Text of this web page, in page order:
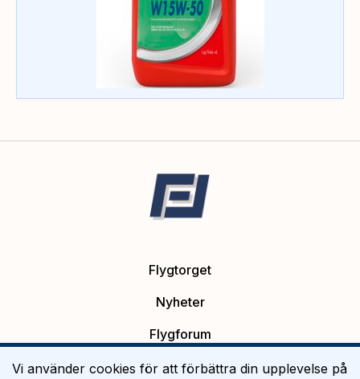
Flygtorget
Nyheter
Flygforum
Platsannonser
Vi använder cookies för att förbättra din upplevelse på